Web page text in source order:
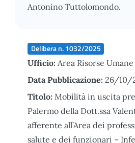
Antonino Tuttolomondo.
Delibera n. 1032/2025
Ufficio: Area Risorse Umane
Data Pubblicazione: 26/10/
Titolo: Mobilità in uscita
Palermo della Dott.ssa
afferente all’Area dei
salute e dei funzionari –